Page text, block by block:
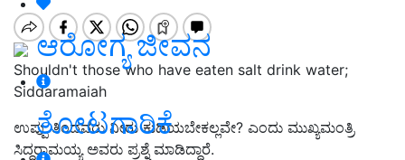
ಆರೋಗ್ಯ ಜೀವನ
ತೋಟಗಾರಿಕೆ
Shouldn't those who have eaten salt drink water;
Siddaramaiah
ಉಪ್ಪು ತಿಂದವರು ನೀರು ಕುಡಿಯಬೇಕಲ್ಲವೇ? ಎಂದು ಮುಖ್ಯಮಂತ್ರಿ
ಸಿದ್ದರಾಮಯ್ಯ ಅವರು ಪ್ರಶ್ನೆ ಮಾಡಿದ್ದಾರೆ.